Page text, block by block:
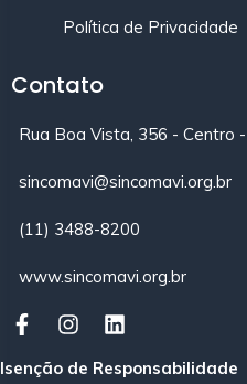
Política de Privacidade
Contato
Rua Boa Vista, 356 - Centro
sincomavi@sincomavi.org.br
(11) 3488-8200
www.sincomavi.org.br
Isenção de Responsabilidade